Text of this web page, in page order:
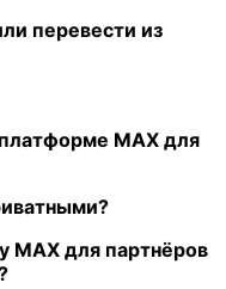
перевести из
платформе МАХ для
МАХ для партнёров